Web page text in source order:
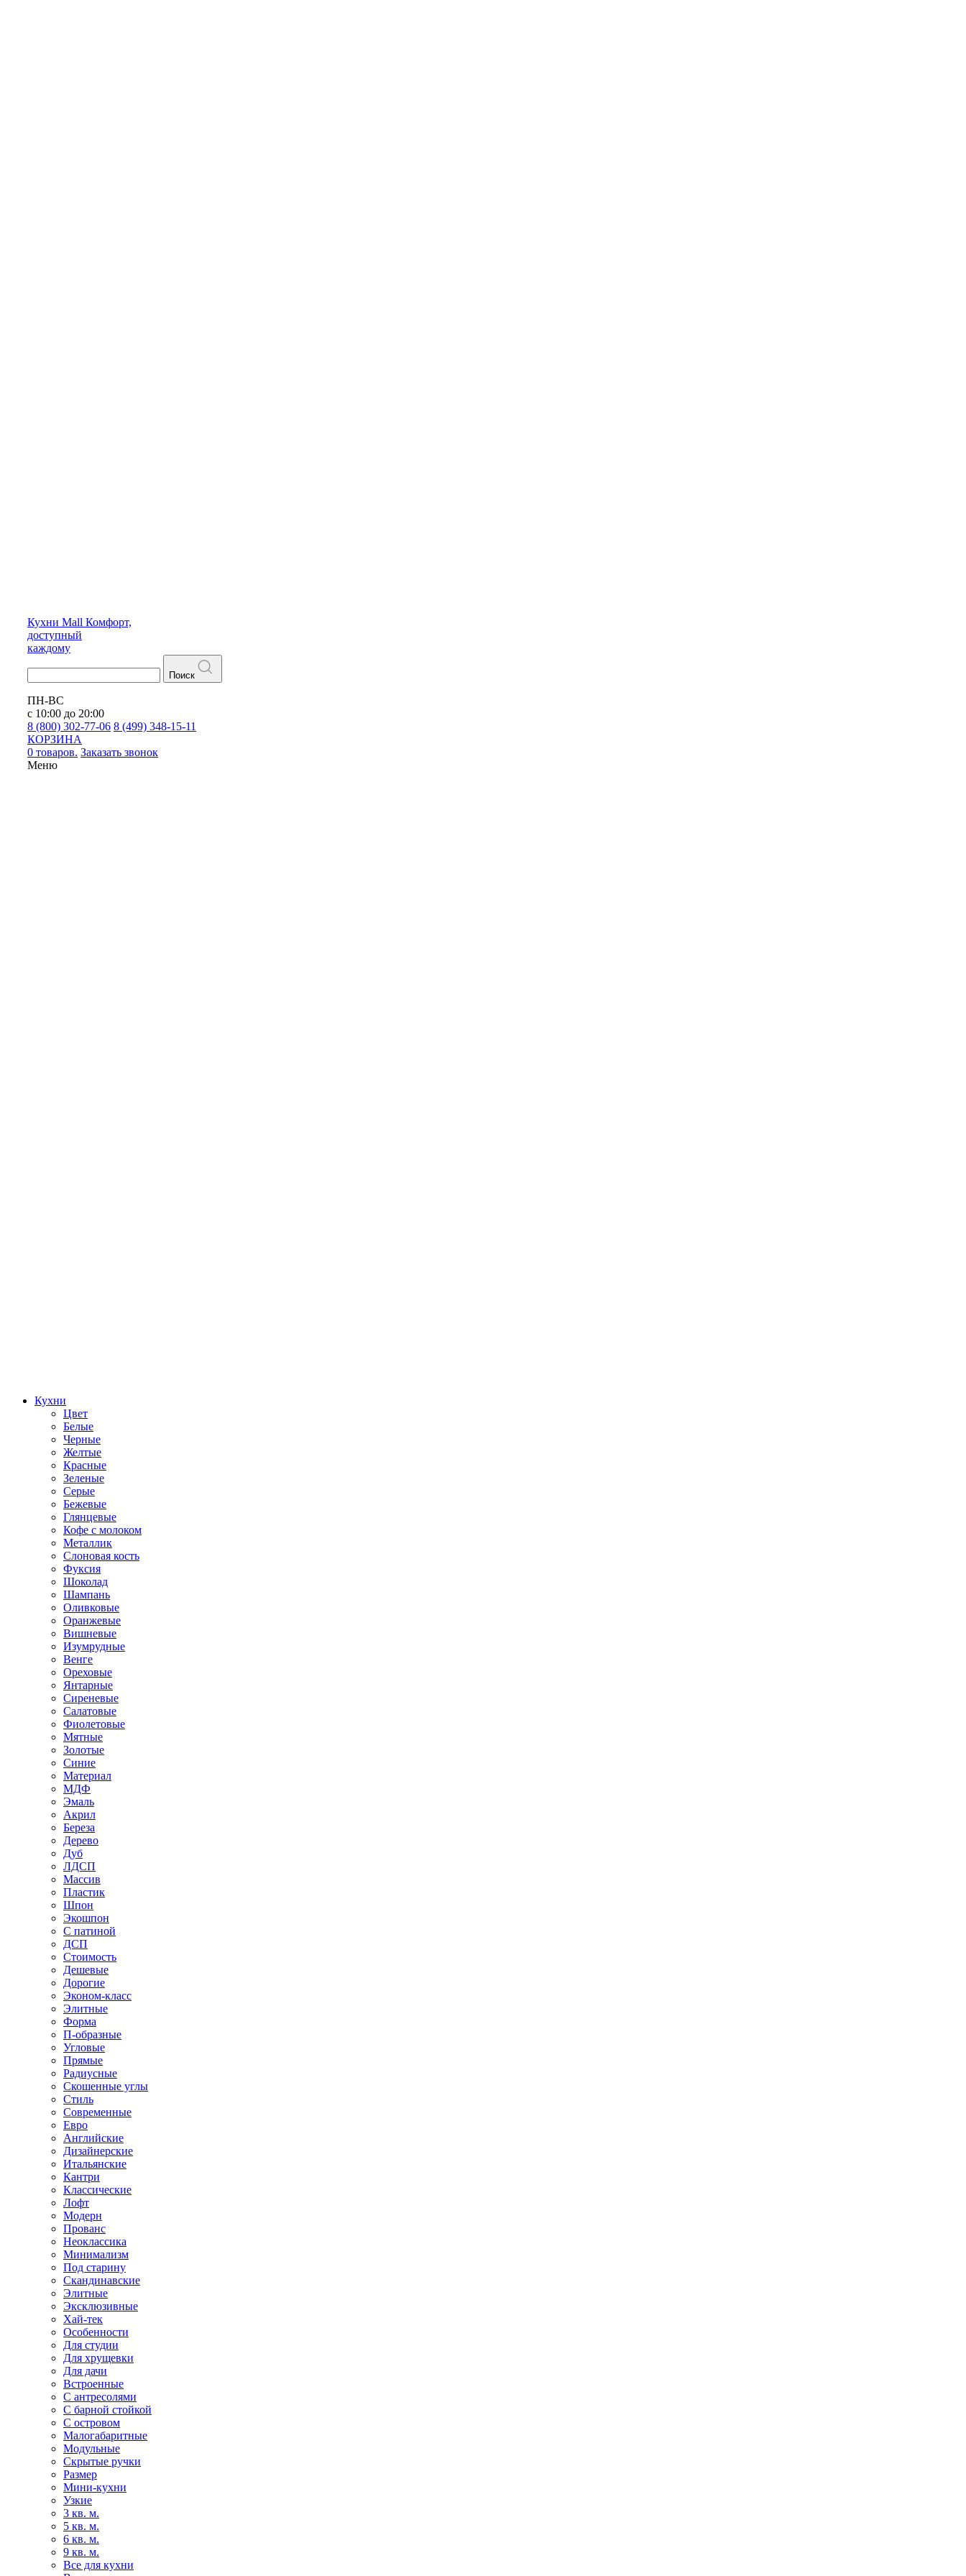
Кухни Mall Комфорт,
доступный
каждому
Поиск
ПН-ВС
с 10:00 до 20:00
8 (800) 302-77-06 8 (499) 348-15-11
КОРЗИНА
0 товаров. Заказать звонок
Меню
Кухни
Цвет
Белые
Черные
Желтые
Красные
Зеленые
Серые
Бежевые
Глянцевые
Кофе с молоком
Металлик
Слоновая кость
Фуксия
Шоколад
Шампань
Оливковые
Оранжевые
Вишневые
Изумрудные
Венге
Ореховые
Янтарные
Сиреневые
Салатовые
Фиолетовые
Мятные
Золотые
Синие
Материал
МДФ
Эмаль
Акрил
Береза
Дерево
Дуб
ЛДСП
Массив
Пластик
Шпон
Экошпон
С патиной
ДСП
Стоимость
Дешевые
Дорогие
Эконом-класс
Элитные
Форма
П-образные
Угловые
Прямые
Радиусные
Скошенные углы
Стиль
Современные
Евро
Английские
Дизайнерские
Итальянские
Кантри
Классические
Лофт
Модерн
Прованс
Неоклассика
Минимализм
Под старину
Скандинавские
Элитные
Эксклюзивные
Хай-тек
Особенности
Для студии
Для хрущевки
Для дачи
Встроенные
С антресолями
С барной стойкой
С островом
Малогабаритные
Модульные
Скрытые ручки
Размер
Мини-кухни
Узкие
3 кв. м.
5 кв. м.
6 кв. м.
9 кв. м.
Все для кухни